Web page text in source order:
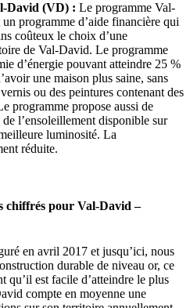
David (VD) : Le programme Val-
programme d’aide financière qui
coûteux le choix d’une
de Val-David. Le programme
d’énergie pouvant atteindre 25 %
une maison plus saine, sans
ou des peintures contenant des
programme propose aussi de
l’ensoleillement disponible sur
luminosité. La
réduite.
chiffrés pour Val-David –
en avril 2017 et jusqu’ici, nous
durable de niveau or, ce
qu’il est facile d’atteindre le plus
compte en moyenne une